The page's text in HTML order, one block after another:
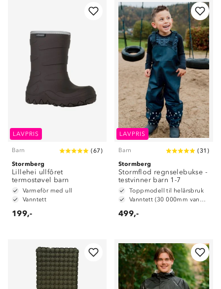
LAVPRIS
Barn (67)
Stormberg
Lillehei ullfôret
termostøvel barn
Varmefòr med ull
Vanntett
199,-
LAVPRIS
Barn (31 )
Stormberg
Stormflod regnselebukse -
testvinner barn 1-7
Toppmodell til helårsbruk
Vanntett (30 000mm vannsøyle)
499,-